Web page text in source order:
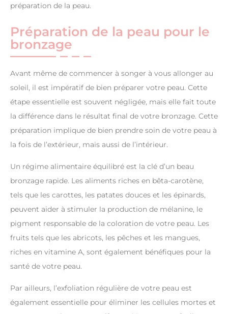
préparation de la peau.
Préparation de la peau pour le
bronzage
Avant même de commencer à songer à vous allonger au
soleil, il est impératif de bien préparer votre peau. Cette
étape essentielle est souvent négligée, mais elle fait toute
la différence dans le résultat final de votre bronzage. Cette
préparation implique de bien prendre soin de votre peau à
la fois de l’extérieur, mais aussi de l’intérieur.
Un régime alimentaire équilibré est la clé d’un beau
bronzage rapide. Les aliments riches en bêta-carotène,
tels que les carottes, les patates douces et les épinards,
peuvent aider à stimuler la production de mélanine, le
pigment responsable de la coloration de votre peau. Les
fruits tels que les abricots, les pêches et les mangues,
riches en vitamine A, sont également bénéfiques pour la
santé de votre peau.
Par ailleurs, l’exfoliation régulière de votre peau est
également essentielle pour éliminer les cellules mortes et